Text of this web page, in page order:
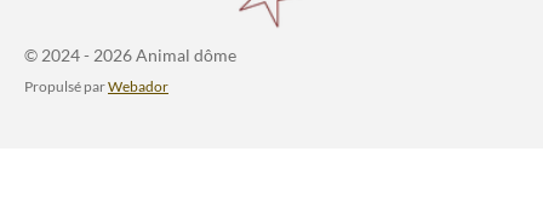
© 2024 - 2026 Animal dôme
Propulsé parWebador